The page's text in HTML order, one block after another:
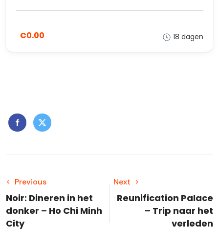
€0.00 18 dagen
Previous
Noir: Dineren in het
donker – Ho Chi Minh
City
Next
Reunification Palace
– Trip naar het
verleden